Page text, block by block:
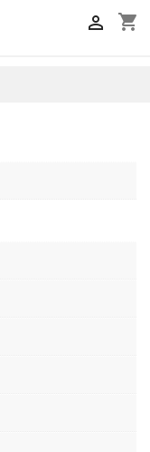
shopping_cart
